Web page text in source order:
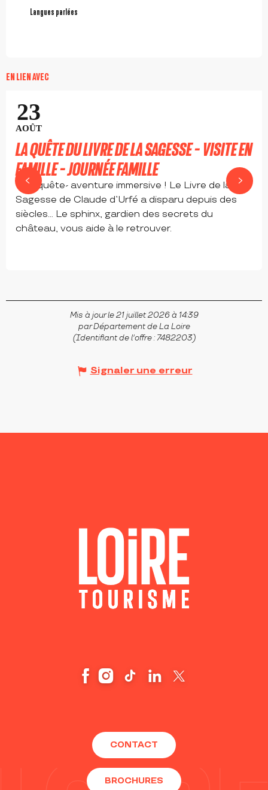
Langues parlées
Langues parlées
EN LIEN AVEC
Gratuit
23
AOÛT
LA QUÊTE DU LIVRE DE LA SAGESSE - VISITE EN
FAMILLE - JOURNÉE FAMILLE
Une quête- aventure immersive ! Le Livre de la
Sagesse de Claude d’Urfé a disparu depuis des
siècles… Le sphinx, gardien des secrets du
château, vous aide à le retrouver.
Mis à jour le 21 juillet 2026 à 14:39
par Département de La Loire
(Identifiant de l'offre :7482203)
Signaler une erreur
CONTACT
BROCHURES